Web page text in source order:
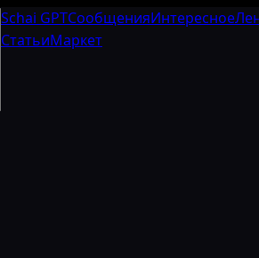
Schai GPTСообщенияИнтересное
СтатьиМаркет